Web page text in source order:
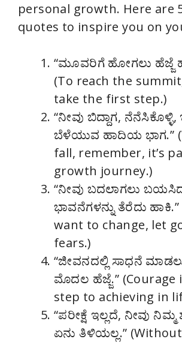
personal growth. Here are
quotes to inspire you on
“ಮೂವರಿಗೆ ಹೋಗಲು ಹೆಜ್ಜೆ
(To reach the
take the first step.)
“ನೀವು ಬಿದ್ದಾಗ,
ಬೆಳೆಯುವ ಹಾದಿಯ ಭಾಗ.”
fall, remember, it’s
growth journey.)
“ನೀವು ಬದಲಾಗಲು
ಭಾವನೆಗಳನ್ನು ತೆರೆದು
want to change, let
fears.)
“ಜೀವನದಲ್ಲಿ ಸಾಧನೆ
ಮೊದಲ ಹೆಜ್ಜೆ.”
step to achieving in
“ಪರೀಕ್ಷೆ ಇಲ್ಲದೆ, ನೀವು ನಿಮ್ಮ
ಏನು ತಿಳಿಯಲ್ಲ.” (Without